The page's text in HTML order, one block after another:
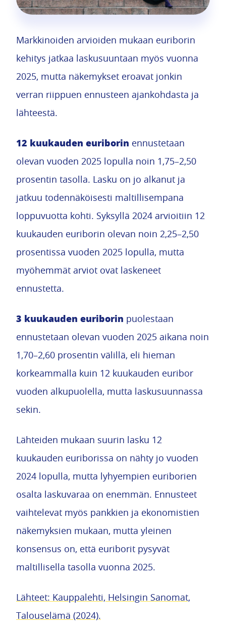
Markkinoiden arvioiden mukaan euriborin
kehitys jatkaa laskusuuntaan myös vuonna
2025, mutta näkemykset eroavat jonkin
verran riippuen ennusteen ajankohdasta ja
lähteestä.
12 kuukauden euriborin ennustetaan
olevan vuoden 2025 lopulla noin 1,75–2,50
prosentin tasolla. Lasku on jo alkanut ja
jatkuu todennäköisesti maltillisempana
loppuvuotta kohti. Syksyllä 2024 arvioitiin 12
kuukauden euriborin olevan noin 2,25–2,50
prosentissa vuoden 2025 lopulla, mutta
myöhemmät arviot ovat laskeneet
ennustetta.
3 kuukauden euriborin puolestaan
ennustetaan olevan vuoden 2025 aikana noin
1,70–2,60 prosentin välillä, eli hieman
korkeammalla kuin 12 kuukauden euribor
vuoden alkupuolella, mutta laskusuunnassa
sekin.
Lähteiden mukaan suurin lasku 12
kuukauden euriborissa on nähty jo vuoden
2024 lopulla, mutta lyhyempien euriborien
osalta laskuvaraa on enemmän. Ennusteet
vaihtelevat myös pankkien ja ekonomistien
näkemyksien mukaan, mutta yleinen
konsensus on, että euriborit pysyvät
maltillisella tasolla vuonna 2025.
Lähteet: Kauppalehti, Helsingin Sanomat,
Talouselämä (2024).